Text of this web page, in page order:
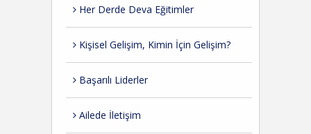
Her Derde Deva Eğitimler
Kişisel Gelişim, Kimin İçin Gelişim?
Başarılı Liderler
Ailede İletişim